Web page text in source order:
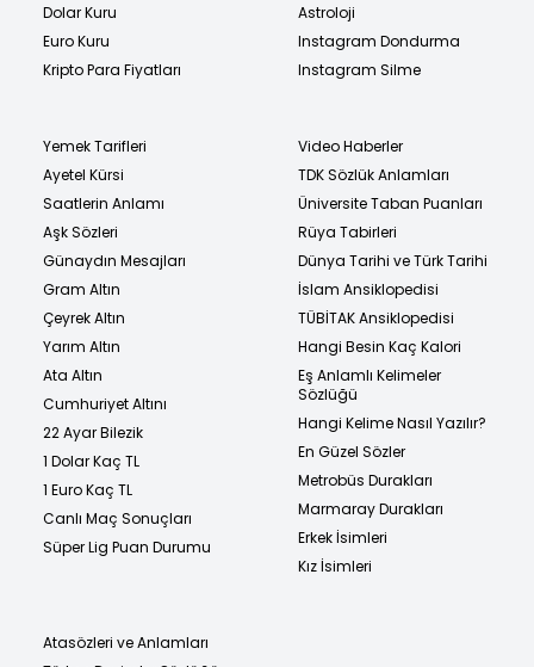
Dolar Kuru
Euro Kuru
Kripto Para Fiyatları
Astroloji
Instagram Dondurma
Instagram Silme
Yemek Tarifleri
Ayetel Kürsi
Saatlerin Anlamı
Aşk Sözleri
Günaydın Mesajları
Gram Altın
Çeyrek Altın
Yarım Altın
Ata Altın
Cumhuriyet Altını
22 Ayar Bilezik
1 Dolar Kaç TL
1 Euro Kaç TL
Canlı Maç Sonuçları
Süper Lig Puan Durumu
Video Haberler
TDK Sözlük Anlamları
Üniversite Taban Puanları
Rüya Tabirleri
Dünya Tarihi ve Türk Tarihi
İslam Ansiklopedisi
TÜBİTAK Ansiklopedisi
Hangi Besin Kaç Kalori
Eş Anlamlı Kelimeler
Sözlüğü
Hangi Kelime Nasıl Yazılır?
En Güzel Sözler
Metrobüs Durakları
Marmaray Durakları
Erkek İsimleri
Kız İsimleri
Atasözleri ve Anlamları